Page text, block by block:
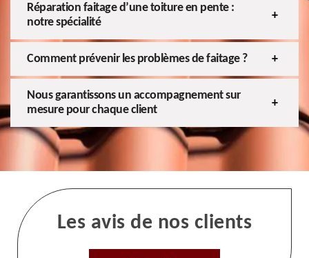
Réparation faitage d’une toiture en pente :
notre spécialité
Comment prévenir les problèmes de faitage ?
Nous garantissons un accompagnement sur
mesure pour chaque client
Les avis de nos clients